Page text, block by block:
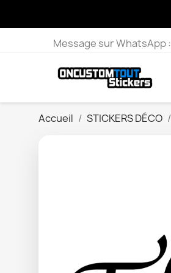
Message sur WhatsApp :
Accueil STICKERS DÉCO